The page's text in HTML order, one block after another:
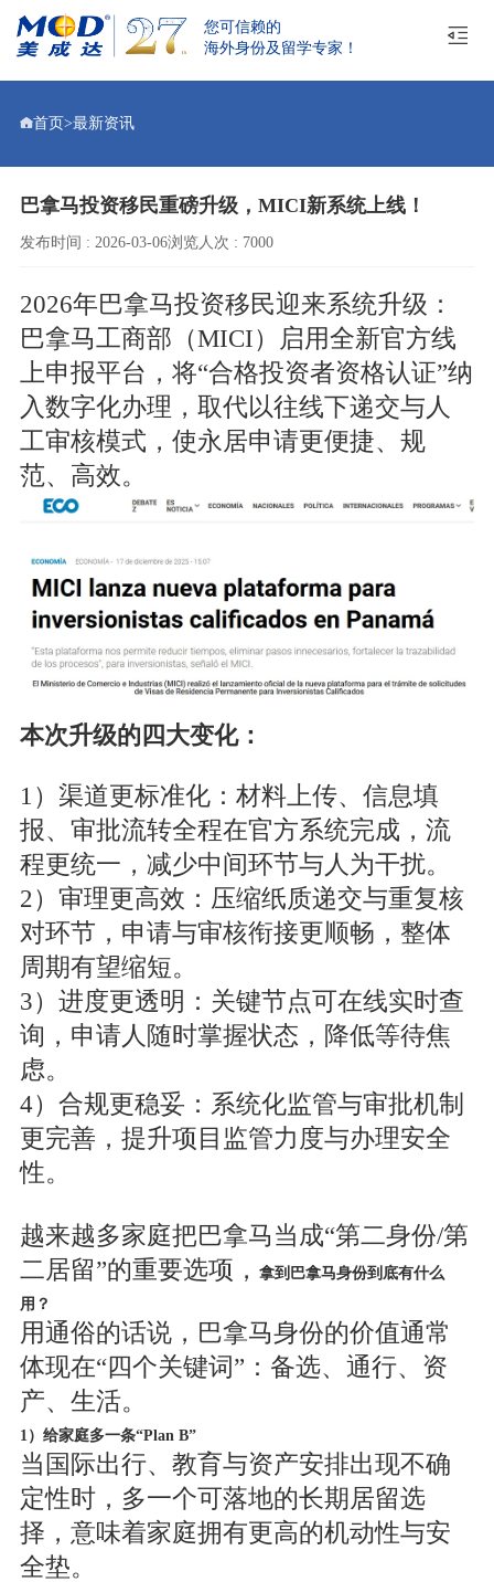
您可信赖的
海外身份及留学专家！
首页>最新资讯
巴拿马投资移民重磅升级，MICI新系统上线！
发布时间 : 2026-03-06浏览人次 : 7000
2026年巴拿马投资移民迎来系统升级：
巴拿马工商部（MICI）启用全新官方线
上申报平台，将“合格投资者资格认证”纳
入数字化办理，取代以往线下递交与人
工审核模式，使永居申请更便捷、规
范、高效。
本次升级的四大变化：
1）渠道更标准化：材料上传、信息填
报、审批流转全程在官方系统完成，流
程更统一，减少中间环节与人为干扰。
2）审理更高效：压缩纸质递交与重复核
对环节，申请与审核衔接更顺畅，整体
周期有望缩短。
3）进度更透明：关键节点可在线实时查
询，申请人随时掌握状态，降低等待焦
虑。
4）合规更稳妥：系统化监管与审批机制
更完善，提升项目监管力度与办理安全
性。
越来越多家庭把巴拿马当成“第二身份/第
二居留”的重要选项，
拿到巴拿马身份到底有什么
用？
用通俗的话说，巴拿马身份的价值通常
体现在“四个关键词”：备选、通行、资
产、生活。
1）给家庭多一条“Plan B”
当国际出行、教育与资产安排出现不确
定性时，多一个可落地的长期居留选
择，意味着家庭拥有更高的机动性与安
全垫。